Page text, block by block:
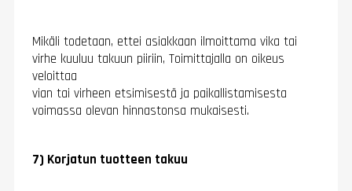
Mikäli todetaan, ettei asiakkaan ilmoittama vika tai
virhe kuuluu takuun piiriin, Toimittajalla on oikeus
veloittaa
vian tai virheen etsimisestä ja paikallistamisesta
voimassa olevan hinnastonsa mukaisesti.
7) Korjatun tuotteen takuu